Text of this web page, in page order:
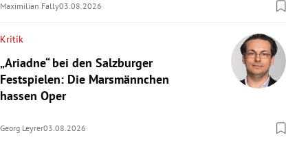
Maximilian Fally03.08.2026
Kritik
„Ariadne“ bei den Salzburger
Festspielen: Die Marsmännchen
hassen Oper
Georg Leyrer03.08.2026